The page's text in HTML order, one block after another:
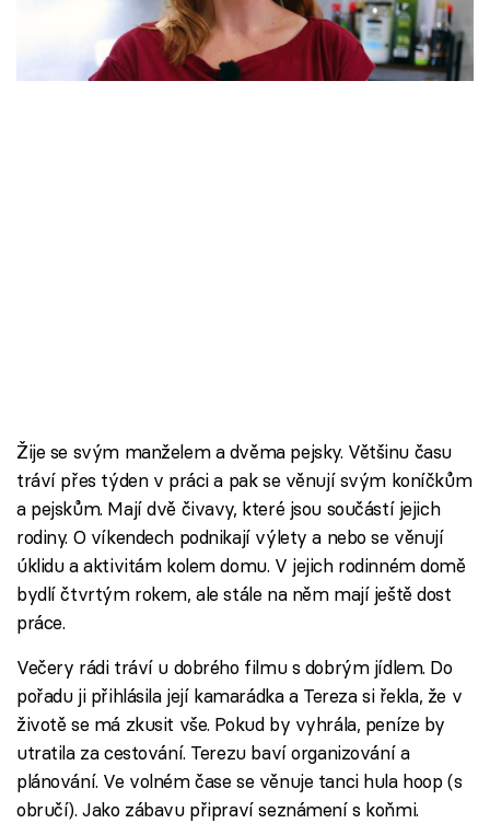
Škola vaření
Recepty z TV
oddělení. Nyní je launch manager –
projektová vedoucí.
Žije se svým manželem a dvěma pejsky. Většinu času
tráví přes týden v práci a pak se věnují svým koníčkům
a pejskům. Mají dvě čivavy, které jsou součástí jejich
rodiny. O víkendech podnikají výlety a nebo se věnují
úklidu a aktivitám kolem domu. V jejich rodinném domě
bydlí čtvrtým rokem, ale stále na něm mají ještě dost
práce.
Večery rádi tráví u dobrého filmu s dobrým jídlem. Do
pořadu ji přihlásila její kamarádka a Tereza si řekla, že v
životě se má zkusit vše. Pokud by vyhrála, peníze by
utratila za cestování. Terezu baví organizování a
plánování. Ve volném čase se věnuje tanci hula hoop (s
obručí). Jako zábavu připraví seznámení s koňmi.